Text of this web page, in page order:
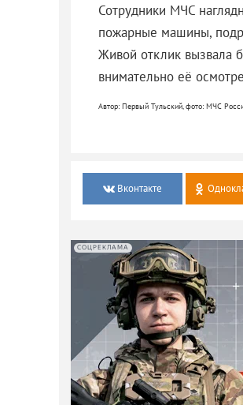
Сотрудники МЧС
пожарные машины,
Живой отклик вызвала
внимательно её
Автор: Первый Тульский, фото: МЧС
Вконтакте
СОЦРЕКЛАМА